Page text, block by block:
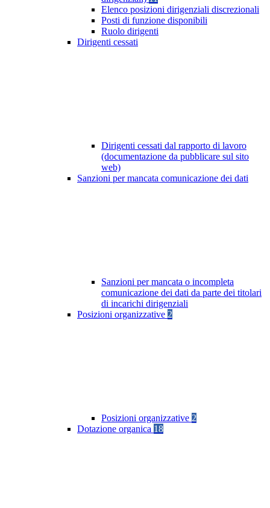
Elenco posizioni dirigenziali discrezionali
Posti di funzione disponibili
Ruolo dirigenti
Dirigenti cessati
Dirigenti cessati dal rapporto di lavoro
(documentazione da pubblicare sul sito
web)
Sanzioni per mancata comunicazione dei dati
Sanzioni per mancata o incompleta
comunicazione dei dati da parte dei titolari
di incarichi dirigenziali
Posizioni organizzative 2
Posizioni organizzative 2
Dotazione organica 18